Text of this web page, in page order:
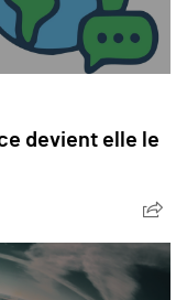
devient elle le